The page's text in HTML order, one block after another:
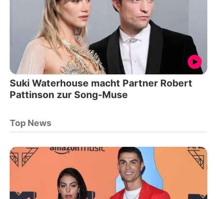
Suki Waterhouse macht Partner Robert
Pattinson zur Song-Muse
Top News